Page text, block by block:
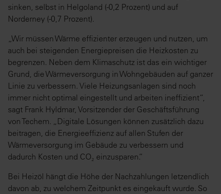
sinken, selbst in Helgoland (-0,2 Prozent) und auf
Norderney (-0,7 Prozent).
„Wir müssen Wärme effizienter erzeugen und nutzen, um
auch bei steigenden Energiepreisen die Heizkosten zu
begrenzen. Neben dem Klimaschutz ist das ein wichtiger
Grund, die Wärmeversorgung in Wohngebäuden auf ganzer
Linie zu verbessern. Viele Heizungsanlagen sind noch
immer nicht optimal eingestellt und arbeiten ineffizient“,
sagt Frank Hyldmar, Vorsitzender der Geschäftsführung
von Techem. „Digitale Lösungen können zusätzlich dazu
beitragen, die Energieeffizienz auf allen Stufen der
Wärmeversorgung im Gebäude zu verbessern und
dadurch Kosten und CO₂ einzusparen.“
Bei Heizöl hängt die Höhe der Nachzahlungen letzendlich
davon ab, zu welchem Zeitpunkt es eingekauft wurde. So